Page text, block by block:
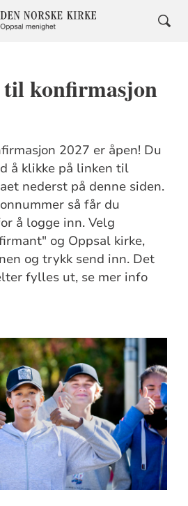
konfirmasjon
2027 er åpen! Du
å klikke på linken til
nederst på denne siden.
så får du
å logge inn. Velg
og Oppsal kirke,
og trykk send inn. Det
fylles ut, se mer info